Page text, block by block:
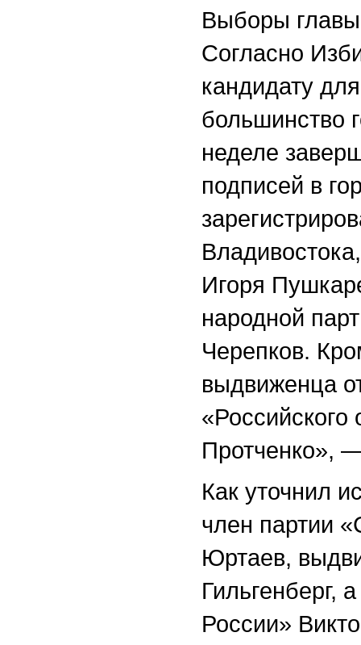
Выборы главы
Согласно
кандидату
большинство
неделе
подписей в
Игоря
народной
Черепков.
выдвиженца
Протченко»,
Как уточнил
член партии
Юртаев,
Гильгенберг,
России»